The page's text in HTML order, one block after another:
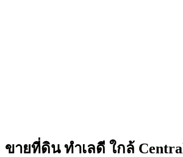
ขายที่ดิน ทำเลดี ใกล้